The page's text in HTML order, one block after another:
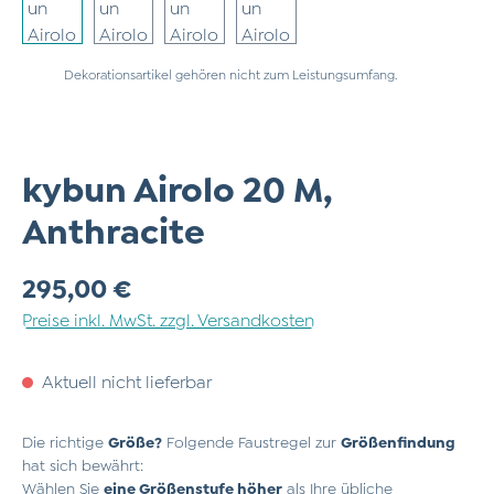
Dekorationsartikel gehören nicht zum Leistungsumfang.
kybun Airolo 20 M,
Anthracite
Regulärer Preis:
295,00 €
Preise inkl. MwSt. zzgl. Versandkosten
Aktuell nicht lieferbar
Die richtige Größe? Folgende Faustregel zur Größenfindung
hat sich bewährt:
Wählen Sie eine Größenstufe höher als Ihre übliche